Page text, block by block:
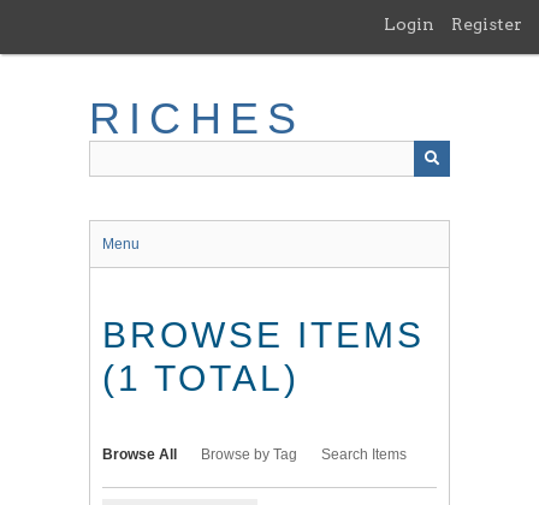
main
Login Register
RICHES
Menu
BROWSE ITEMS
(1 TOTAL)
Browse All Browse by Tag Search Items